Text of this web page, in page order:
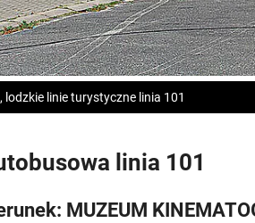
, lodzkie linie turystyczne linia 101
linia 101
MUZEUM